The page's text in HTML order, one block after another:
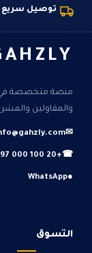
توصيل سريع
منصة متخصصة في
والمقاولين
✉
☎
+20 100 000 5497
●
WhatsApp
التسوق